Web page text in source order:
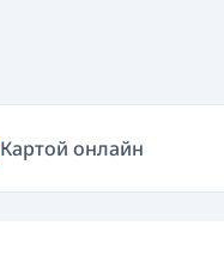
Картой онлайн